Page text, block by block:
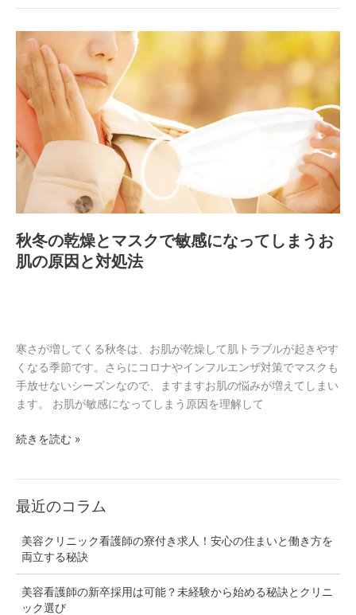
を
秋冬の乾燥とマスクで敏感になってしまうお
肌の原因と対処法
寒さが増してくる秋冬は、お肌が乾燥して肌トラブルが起きやす
くなる季節です。さらにコロナやインフルエンザ対策でマスクも
手放せないシーズンなので、ますますお肌の悩みが増えてしまい
ます。 お肌が敏感になってしまう原因を理解して
冬
乾
マ
ス
で
感
に
ま
う
お
肌
原
と
対
処
法
続きを読む »
最近のコラム
美容クリニック看護師の寮付き求人！安心の住まいと働き方を
両立する秘訣
美容看護師の新卒採用は可能？未経験から始める秘訣とクリニ
ック選び